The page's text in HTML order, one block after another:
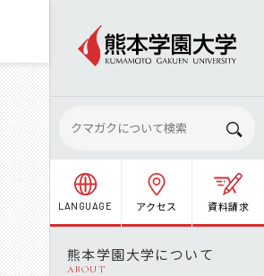
LANGUAGE アクセス 資料請求
熊本学園大学について
ABOUT